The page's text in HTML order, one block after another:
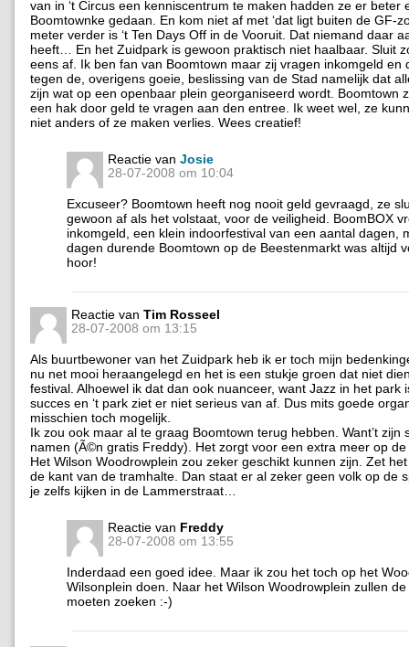
van in ‘t Circus een kenniscentrum te maken hadden ze er beter
Boomtownke gedaan. En kom niet af met ‘dat ligt buiten de GF-
meter verder is ‘t Ten Days Off in de Vooruit. Dat niemand daar
heeft… En het Zuidpark is gewoon praktisch niet haalbaar. Sluit
eens af. Ik ben fan van Boomtown maar zij vragen inkomgeld en
tegen de, overigens goeie, beslissing van de Stad namelijk dat
zijn wat op een openbaar plein georganiseerd wordt. Boomtown
een hak door geld te vragen aan den entree. Ik weet wel, ze
niet anders of ze maken verlies. Wees creatief!
Reactie van Josie
28-07-2008 om 10:04
Excuseer? Boomtown heeft nog nooit geld gevraagd, ze
gewoon af als het volstaat, voor de veiligheid. BoomBOX
inkomgeld, een klein indoorfestival van een aantal dagen,
dagen durende Boomtown op de Beestenmarkt was altijd
hoor!
Reactie van Tim Rosseel
28-07-2008 om 13:15
Als buurtbewoner van het Zuidpark heb ik er toch mijn
nu net mooi heraangelegd en het is een stukje groen dat niet
festival. Alhoewel ik dat dan ook nuanceer, want Jazz in het park
succes en ‘t park ziet er niet serieus van af. Dus mits goede
misschien toch mogelijk.
Ik zou ook maar al te graag Boomtown terug hebben. Want’t zijn
namen (Ã©n gratis Freddy). Het zorgt voor een extra meer op
Het Wilson Woodrowplein zou zeker geschikt kunnen zijn. Zet
de kant van de tramhalte. Dan staat er al zeker geen volk op de
je zelfs kijken in de Lammerstraat…
Reactie van Freddy
28-07-2008 om 13:55
Inderdaad een goed idee. Maar ik zou het toch op het
Wilsonplein doen. Naar het Wilson Woodrowplein zullen
moeten zoeken :-)